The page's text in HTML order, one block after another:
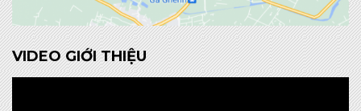
VIDEO GIỚI THIỆU